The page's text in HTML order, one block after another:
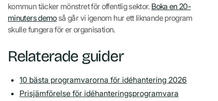
kommun täcker mönstret för offentlig sektor. Boka en 20-
minuters demoså går vi igenom hur ett liknande program
skulle fungera för er organisation.
Relaterade guider
10 bästa programvarorna för idéhantering 2026
Prisjämförelse för idéhanteringsprogramvara